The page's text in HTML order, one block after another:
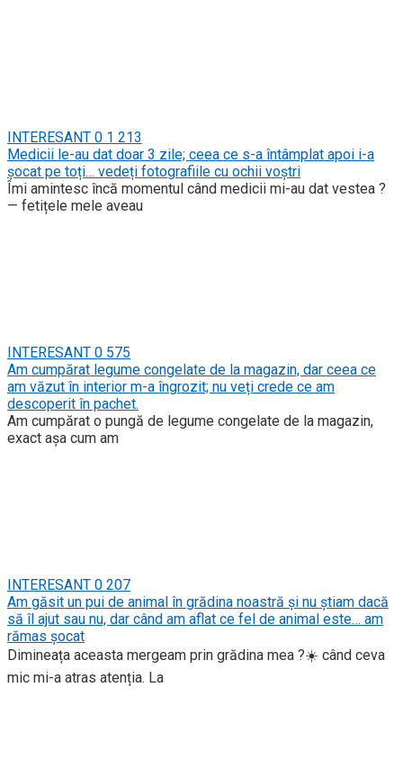
INTERESANT 0 1 213
Medicii le-au dat doar 3 zile; ceea ce s-a întâmplat apoi i-a
șocat pe toți… vedeți fotografiile cu ochii voștri
Îmi amintesc încă momentul când medicii mi-au dat vestea ?
— fetițele mele aveau
INTERESANT 0 575
Am cumpărat legume congelate de la magazin, dar ceea ce
am văzut în interior m-a îngrozit; nu veți crede ce am
descoperit în pachet.
Am cumpărat o pungă de legume congelate de la magazin,
exact așa cum am
INTERESANT 0 207
Am găsit un pui de animal în grădina noastră și nu știam dacă
să îl ajut sau nu, dar când am aflat ce fel de animal este… am
rămas șocat
Dimineața aceasta mergeam prin grădina mea ?☀️ când ceva
mic mi-a atras atenția. La